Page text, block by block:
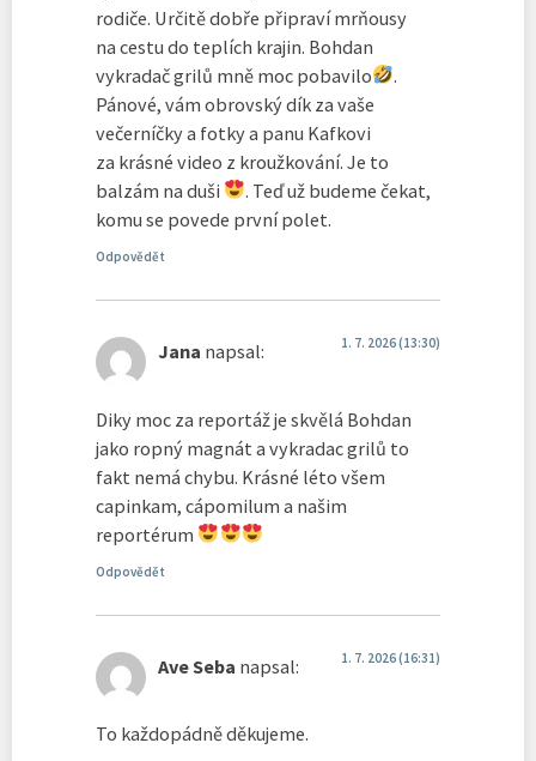
rodiče. Určitě dobře připraví mrňousy
na cestu do teplích krajin. Bohdan
vykradač grilů mně moc pobavilo
.
Pánové, vám obrovský dík za vaše
večerníčky a fotky a panu Kafkovi
za krásné video z kroužkování. Je to
balzám na duši
. Teď už budeme čekat,
komu se povede první polet.
Odpovědět
Jana napsal: 1. 7. 2026 (13:30)
Diky moc za reportáž je skvělá Bohdan
jako ropný magnát a vykradac grilů to
fakt nemá chybu. Krásné léto všem
capinkam, cápomilum a našim
reportérum
Odpovědět
Ave Seba napsal: 1. 7. 2026 (16:31)
To každopádně děkujeme.